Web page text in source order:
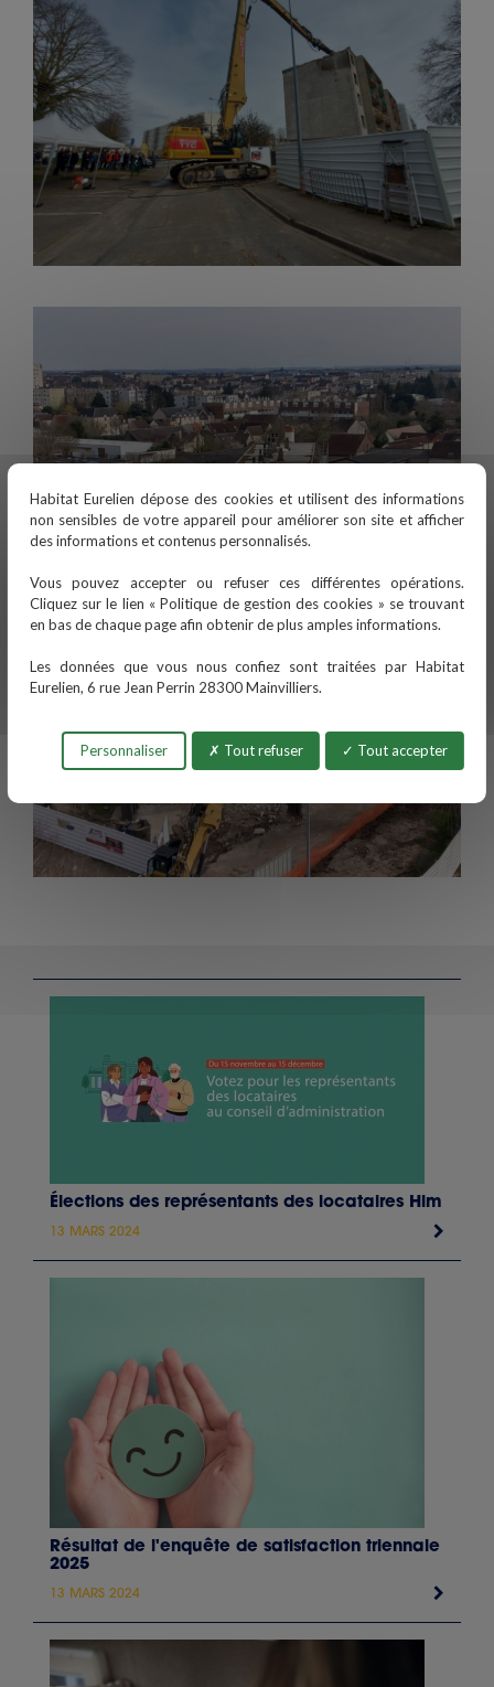
Élections des représentants des locataires Hlm
13 MARS 2024
Résultat de l'enquête de satisfaction triennale
2025
13 MARS 2024
Habitat Eurelien dépose des cookies et utilisent des informations
non sensibles de votre appareil pour améliorer son site et afficher
des informations et contenus personnalisés.
Vous pouvez accepter ou refuser ces différentes opérations.
Cliquez sur le lien « Politique de gestion des cookies » se trouvant
en bas de chaque page afin obtenir de plus amples informations.
Les données que vous nous confiez sont traitées par Habitat
Eurelien, 6 rue Jean Perrin 28300 Mainvilliers.
Tout accepter
Tout refuser
Personnaliser